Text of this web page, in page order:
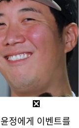
정에게 이벤트를